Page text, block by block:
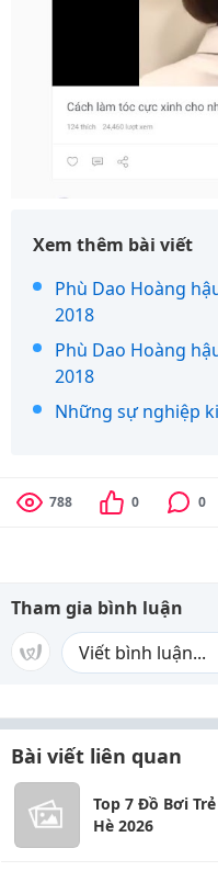
Xem thêm bài viết
Phù Dao Hoàng
2018
Phù Dao Hoàng
2018
Những sự nghiệp
788 0 0
Tham gia bình luận
Bài viết liên quan
Top 7 Đồ Bơi
Hè 2026